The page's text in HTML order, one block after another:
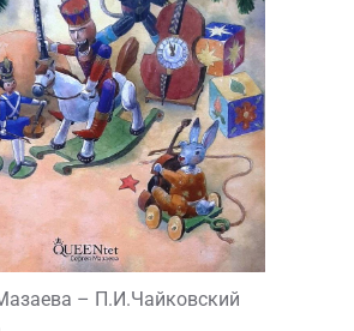
– П.И.Чайковский